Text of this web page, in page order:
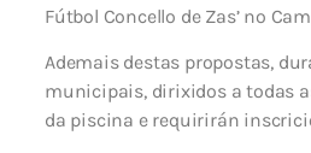
Fútbol Concello de Zas’ no
Ademais destas propostas,
municipais, dirixidos a todas
da piscina e requirirán